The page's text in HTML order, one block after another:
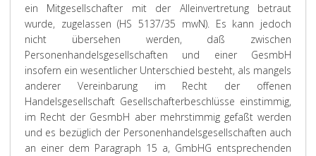
ein Mitgesellschafter mit der Alleinvertretung betraut
wurde, zugelassen (HS 5137/35 mwN). Es kann jedoch
nicht übersehen werden, daß zwischen
Personenhandelsgesellschaften und einer GesmbH
insofern ein wesentlicher Unterschied besteht, als mangels
anderer Vereinbarung im Recht der offenen
Handelsgesellschaft Gesellschafterbeschlüsse einstimmig,
im Recht der GesmbH aber mehrstimmig gefaßt werden
und es bezüglich der Personenhandelsgesellschaften auch
an einer dem Paragraph 15 a, GmbHG entsprechenden